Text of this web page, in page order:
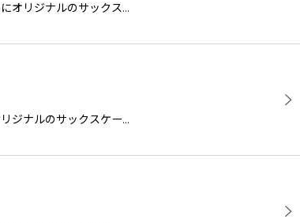
オリジナルのサックス…
ジナルのサックスケー…